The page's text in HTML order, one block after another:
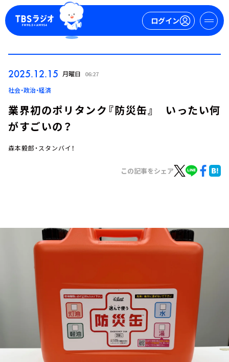
ログイン
お知らせ
イベント・グッズ
YouTube
会社情報
2025.12.15 月曜日 06:27
社会・政治・経済
業界初のポリタンク『防災缶』 いったい何
がすごいの？
森本毅郎・スタンバイ！
この記事をシェア